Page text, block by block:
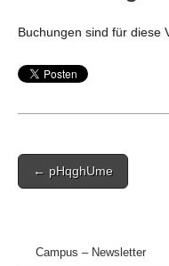
Buchungen sind für diese
Post
navigation
← pHqghUme
Campus – Newsletter